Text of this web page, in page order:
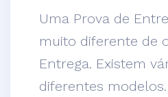
Uma Prova de
muito diferente de
Entrega. Existem
diferentes